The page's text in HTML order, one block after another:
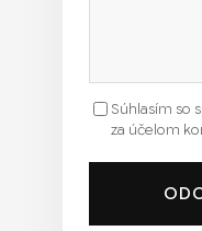
Súhlasím so
za účelom